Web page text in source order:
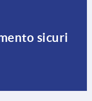
sicuri